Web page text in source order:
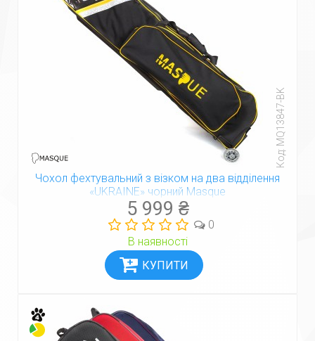
Код: MQ13847-BK
Чохол фехтувальний з візком на два відділення
«UKRAINE» чорний Masque
5 999 ₴
0
В наявності